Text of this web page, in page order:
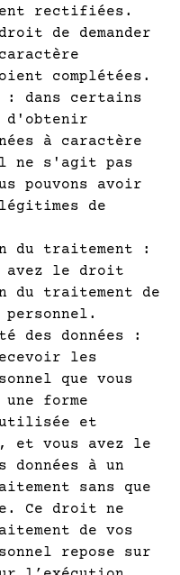
rectifiées.
de demander
complétées.
dans certains
d'obtenir
à caractère
ne s'agit pas
pouvons avoir
de
du traitement :
avez le droit
du traitement de
personnel.
des données :
les
que vous
forme
utilisée et
et vous avez le
à un
sans que
Ce droit ne
de vos
repose sur